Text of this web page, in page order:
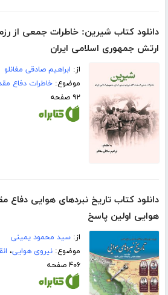
دانلود کتاب شیرین: خاطرات جمعی از
ارتش جمهوری اسلامی ایران
از: ابراهیم صادقی مغانلو
موضوع:خاطرات دفاع
۹۲ صفحه
دانلود کتاب تاریخ نبردهای هوایی
هوایی اولین پاسخ
از:سید محمود یمینی
موضوع:نیروی هوایی،
۴۰۶ صفحه